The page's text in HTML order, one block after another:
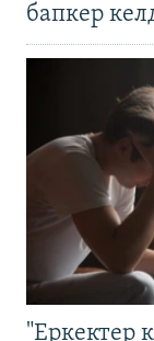
бапкер
"Еркектер